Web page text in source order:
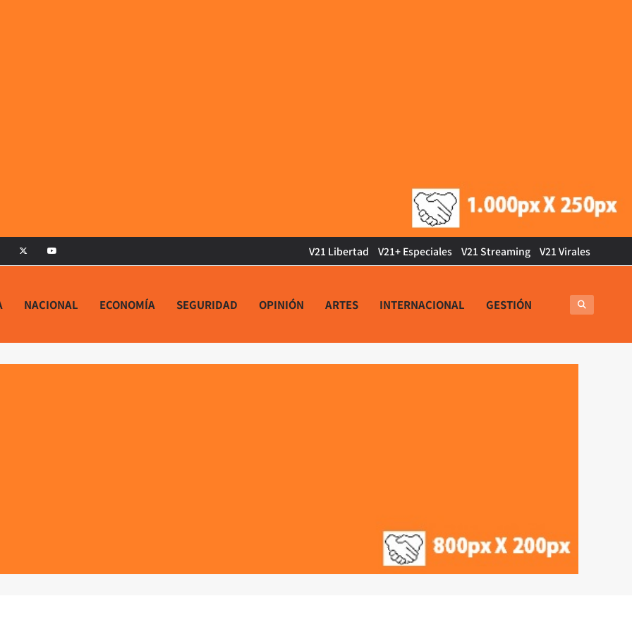
V21 Libertad V21+ Especiales V21 Streaming V21 Virales
NACIONAL ECONOMÍA SEGURIDAD OPINIÓN ARTES INTERNACIONAL GESTIÓN